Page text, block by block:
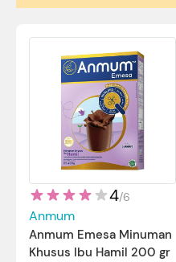
4/6
Anmum
Anmum Emesa Minuman
Khusus Ibu Hamil 200 gr